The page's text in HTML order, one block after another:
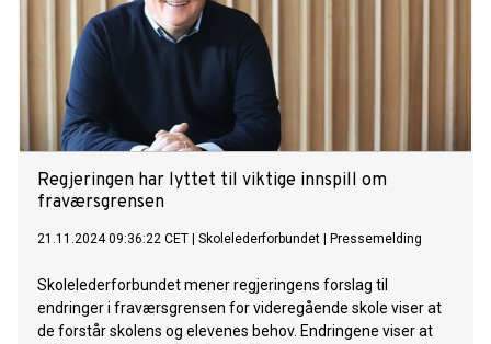
Regjeringen har lyttet til viktige innspill om
fraværsgrensen
21.11.2024 09:36:22 CET Skolelederforbundet Pressemelding
Skolelederforbundet mener regjeringens forslag til
endringer i fraværsgrensen for videregående skole viser at
de forstår skolens og elevenes behov. Endringene viser at